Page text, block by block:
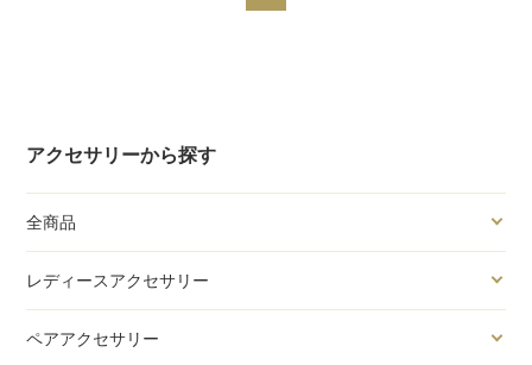
アクセサリーから探す
全商品
レディースアクセサリー
ペアアクセサリー